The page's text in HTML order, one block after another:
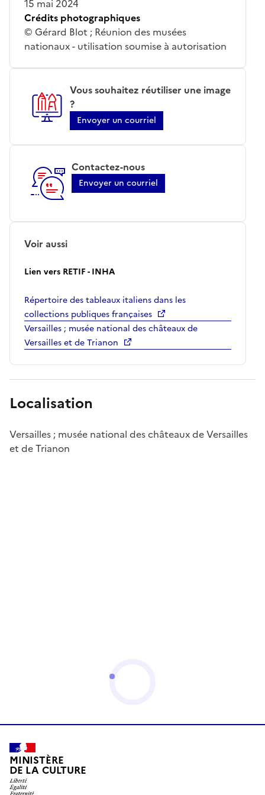
15 mai 2024
Crédits photographiques
© Gérard Blot ; Réunion des musées
nationaux - utilisation soumise à autorisation
Vous souhaitez réutiliser une image
?
Envoyer un courriel
Contactez-nous
Envoyer un courriel
Voir aussi
Lien vers RETIF - INHA
Répertoire des tableaux italiens dans les
collections publiques françaises
Versailles ; musée national des châteaux de
Versailles et de Trianon
Localisation
Versailles ; musée national des châteaux de Versailles
et de Trianon
MINISTÈRE
DE LA CULTURE